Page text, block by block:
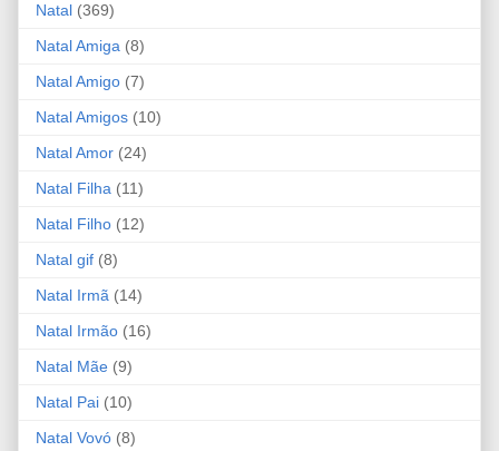
Natal (369)
Natal Amiga (8)
Natal Amigo (7)
Natal Amigos (10)
Natal Amor (24)
Natal Filha (11)
Natal Filho (12)
Natal gif (8)
Natal Irmã (14)
Natal Irmão (16)
Natal Mãe (9)
Natal Pai (10)
Natal Vovó (8)